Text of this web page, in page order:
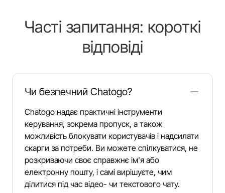
Часті запитання: короткі
відповіді
Чи безпечний Chatogo?
Chatogo надає практичні інструменти
керування, зокрема пропуск, а також
можливість блокувати користувачів і надсилати
скарги за потреби. Ви можете спілкуватися, не
розкриваючи своє справжнє ім'я або
електронну пошту, і самі вирішуєте, чим
ділитися під час відео- чи текстового чату.